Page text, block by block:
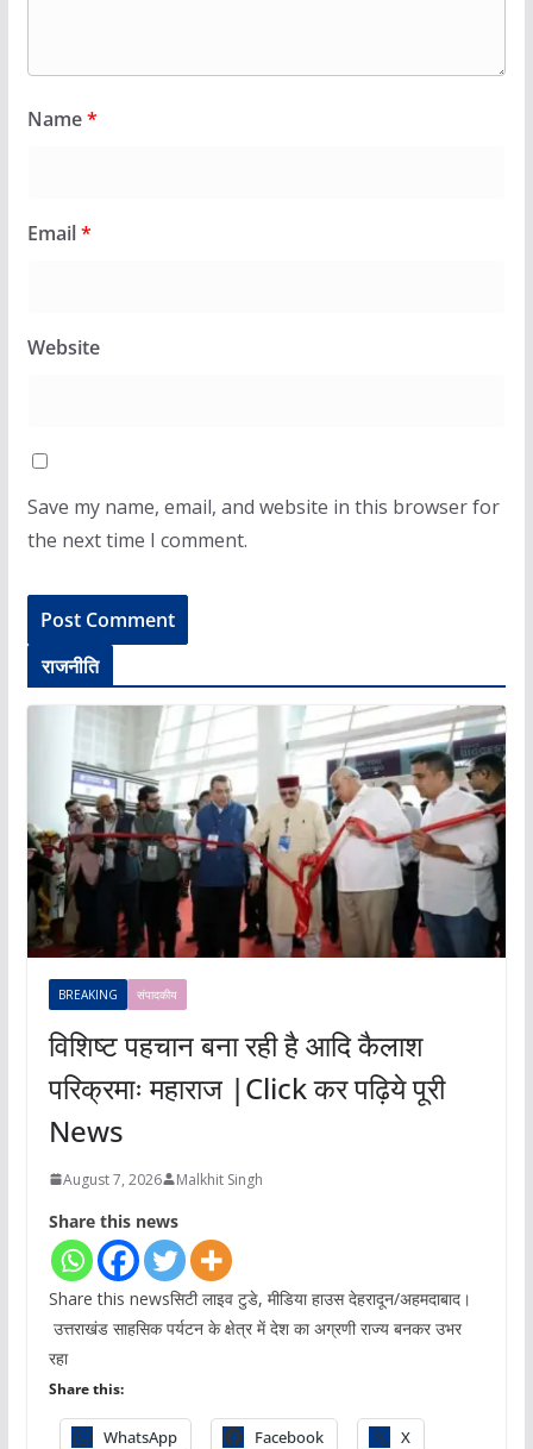
Name*
Email*
Website
Save my name, email, and website in this browser for
the next time I comment.
राजनीति
BREAKING संपादकीय
विशिष्ट पहचान बना रही है आदि कैलाश
परिक्रमाः महाराज |Click कर पढ़िये पूरी
News
August 7, 2026 Malkhit Singh
Share this news
Share this newsसिटी लाइव टुडे, मीडिया हाउस देहरादून/अहमदाबाद।
उत्तराखंड साहसिक पर्यटन के क्षेत्र में देश का अग्रणी राज्य बनकर उभर
रहा
Share this:
WhatsApp Facebook X